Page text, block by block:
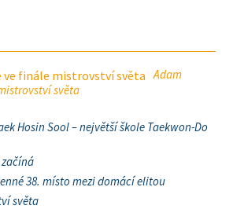
Adam
světa
Hosin Sool – největší škole Taekwon-Do
38. místo mezi domácí elitou
světa